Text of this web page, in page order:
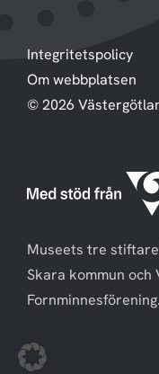
© 2026
Integritetspolicy
Om webbplatsen
Museets tre
Skara kommun och
Fornminnesförening.